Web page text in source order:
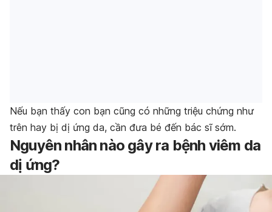
Nếu bạn thấy con bạn cũng có những triệu chứng như
trên hay bị dị ứng da, cần đưa bé đến bác sĩ sớm.
Nguyên nhân nào gây ra bệnh viêm da
dị ứng?